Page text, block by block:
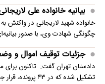
بیانیه خانواده علی
خانواده شهید لاریجانی در واکنش
چگونگی شهادت وی، با صدور
جزئیات توقیف اموال و
تشکیل شده که در ۴۳ پرونده، قرار جلب دادرسی صادر شده اس…